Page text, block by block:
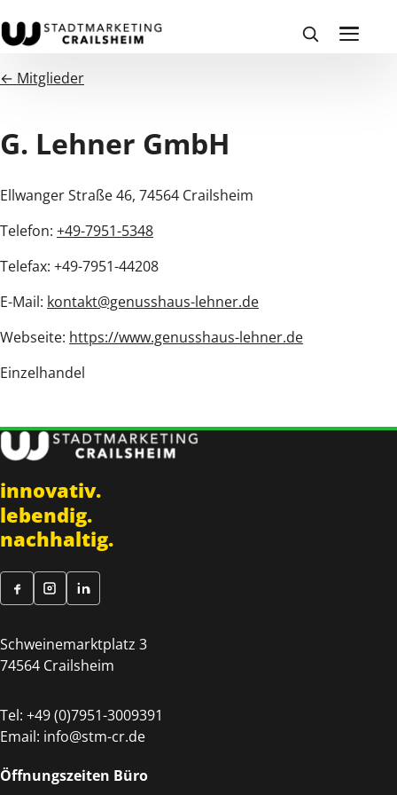
← Mitglieder
G. Lehner GmbH
Ellwanger Straße 46, 74564 Crailsheim
Telefon: +49-7951-5348
Telefax: +49-7951-44208
E-Mail: kontakt@genusshaus-lehner.de
Webseite: https://www.genusshaus-lehner.de
Einzelhandel
innovativ.
lebendig.
nachhaltig.
Schweinemarktplatz 3
74564 Crailsheim
Tel: +49 (0)7951-3009391
Email: info@stm-cr.de
Öffnungszeiten Büro